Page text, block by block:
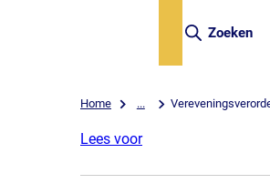
Zoeken
Home ...
Lees voor